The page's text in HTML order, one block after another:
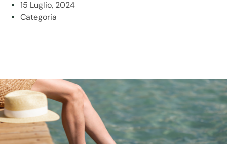
15 Luglio, 2024
Categoria